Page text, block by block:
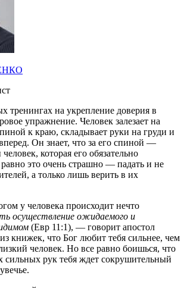
тренингах на укрепление доверия в
упражнение. Человек залезает на
к краю, складывает руки на груди и
Он знает, что за его спиной —
которая его обязательно
это очень страшно — падать и не
а только лишь верить в их
у человека происходит нечто
осуществление ожидаемого и
(Евр 11:1), — говорит апостол
книжек, что Бог любит тебя сильнее, чем
человек. Но все равно боишься, что
сильных рук тебя ждет сокрушительный